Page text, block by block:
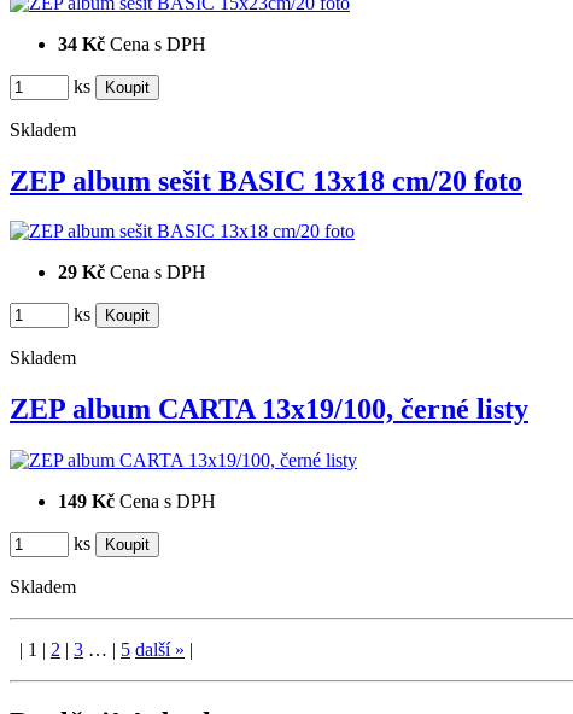
34 Kč Cena s DPH
ks
Skladem
ZEP album sešit BASIC 13x18 cm/20 foto
29 Kč Cena s DPH
ks
Skladem
ZEP album CARTA 13x19/100, černé listy
149 Kč Cena s DPH
ks
Skladem
| 1 | 2 | 3 … | 5 další» |